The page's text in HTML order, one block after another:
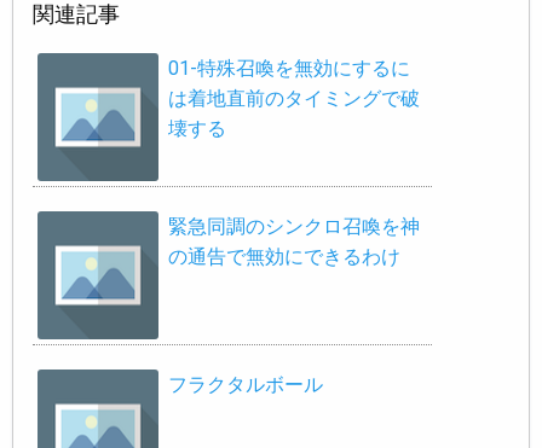
関連記事
01-特殊召喚を無効にするに
は着地直前のタイミングで破
壊する
緊急同調のシンクロ召喚を神
の通告で無効にできるわけ
フラクタルボール